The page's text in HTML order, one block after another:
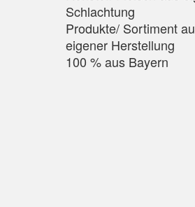
Schlachtung
Produkte/ Sortiment
eigener Herstellung
100 % aus Bayern